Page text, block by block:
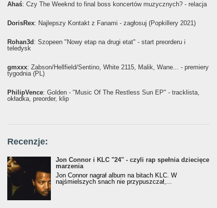
Ahaś: Czy The Weeknd to final boss koncertów muzycznych? - relacja
DorisRex: Najlepszy Kontakt z Fanami - zagłosuj (Popkillery 2021)
Rohan3d : Szopeen "Nowy etap na drugi etat" - start preorderu i
teledysk
gmxxx: Żabson/Hellfield/Sentino, White 2115, Malik, Wane... - premiery
tygodnia (PL)
PhilipVence: Golden - "Music Of The Restless Sun EP" - tracklista,
okładka, preorder, klip
Recenzje:
Jon Connor i KLC "24" - czyli rap spełnia dziecięce
marzenia
Jon Connor nagrał album na bitach KLC. W
najśmielszych snach nie przypuszczał,...